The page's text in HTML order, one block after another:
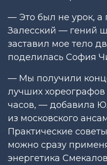
— Это был не урок, а
Залесский — гений
заставил мое тело
поделилась София
— Мы получили
лучших хореографов
часов, — добавила
из московского
Практические
можно сразу
энергетика